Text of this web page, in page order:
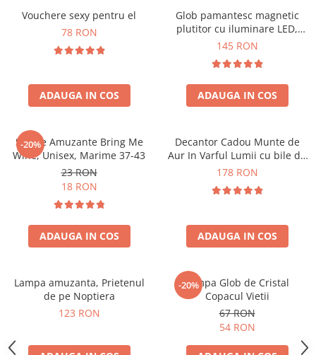
Vouchere sexy pentru el
78 RON
ADAUGA IN COS
Glob pamantesc magnetic
plutitor cu iluminare LED,
Forma C
145 RON
ADAUGA IN COS
-20%
Sosete Amuzante Bring Me
Wine, Unisex, Marime 37-43
23 RON
18 RON
ADAUGA IN COS
Decantor Cadou Munte de
Aur In Varful Lumii cu bile de
curatare
178 RON
ADAUGA IN COS
Lampa amuzanta, Prietenul
de pe Noptiera
123 RON
-20%
Lampa Glob de Cristal
Copacul Vietii
67 RON
54 RON